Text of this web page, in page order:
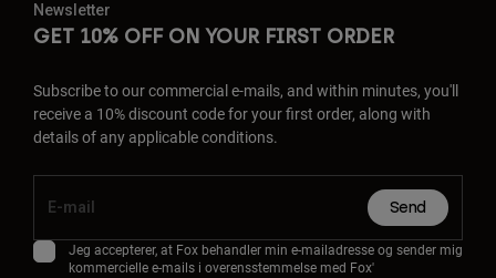
Newsletter
GET 10% OFF ON YOUR FIRST ORDER
Subscribe to our commercial e-mails, and within minutes, you'll
receive a 10% discount code for your first order, along with
details of any applicable conditions.
Send
Jeg accepterer, at Fox behandler min e-mailadresse og sender mig
kommercielle e-mails i overensstemmelse med Fox'